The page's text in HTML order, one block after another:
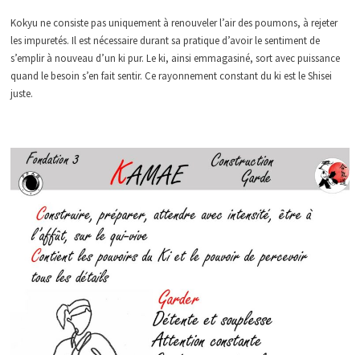
Kokyu ne consiste pas uniquement à renouveler l’air des poumons, à rejeter
les impuretés. Il est nécessaire durant sa pratique d’avoir le sentiment de
s’emplir à nouveau d’un ki pur. Le ki, ainsi emmagasiné, sort avec puissance
quand le besoin s’en fait sentir. Ce rayonnement constant du ki est le Shisei
juste.